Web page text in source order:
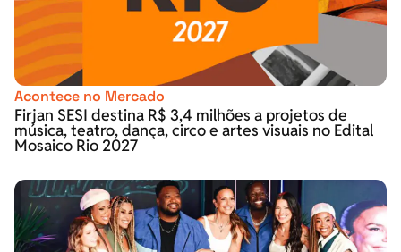
Acontece no Mercado
Firjan SESI destina R$ 3,4 milhões a projetos de
música, teatro, dança, circo e artes visuais no Edital
Mosaico Rio 2027